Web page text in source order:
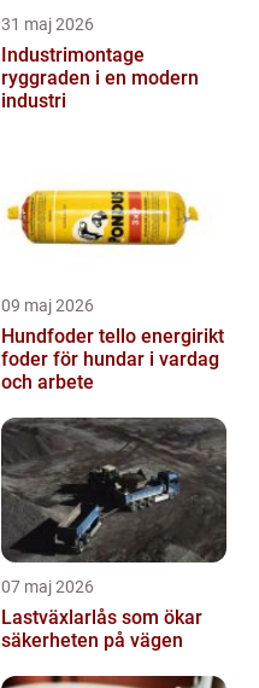
31 maj 2026
Industrimontage
ryggraden i en modern
industri
09 maj 2026
Hundfoder tello energirikt
foder för hundar i vardag
och arbete
07 maj 2026
Lastväxlarlås som ökar
säkerheten på vägen